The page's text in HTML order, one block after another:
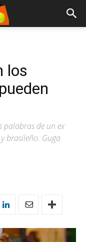
los
palabras de un ex
brasileño. Guga